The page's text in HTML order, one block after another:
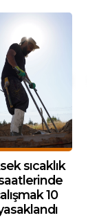
sıcaklık
10